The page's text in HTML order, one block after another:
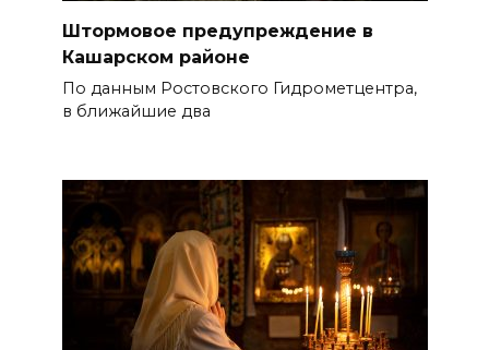
Штормовое предупреждение в
Кашарском районе
По данным Ростовского Гидрометцентра,
в ближайшие два